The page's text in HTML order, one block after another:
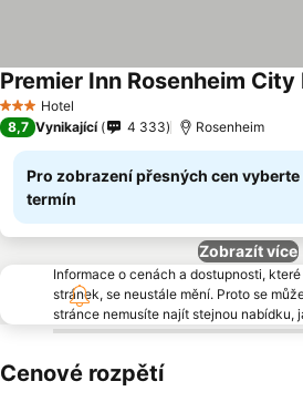
3 Počet hvězdiček
Hotel
Premier Inn Rosenheim
8,7 Vynikající 4 333 Rosenheim
Pro zobrazení přesných cen vyberte
termín
Zobrazít více
Informace o cenách a dostupnosti,
stránek, se neustále mění. Proto se
stránce nemusíte najít stejnou nabídku,
Cenové rozpětí